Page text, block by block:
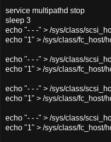
service multipathd stop
sleep 3
echo "- - -" > /sys/class/
echo "1" > /sys/class/fc_host/
echo "- - -" > /sys/class/
echo "1" > /sys/class/fc_host/
echo "- - -" > /sys/class/
echo "1" > /sys/class/fc_host/
echo "- - -" > /sys/class/
echo "1" > /sys/class/fc_host/